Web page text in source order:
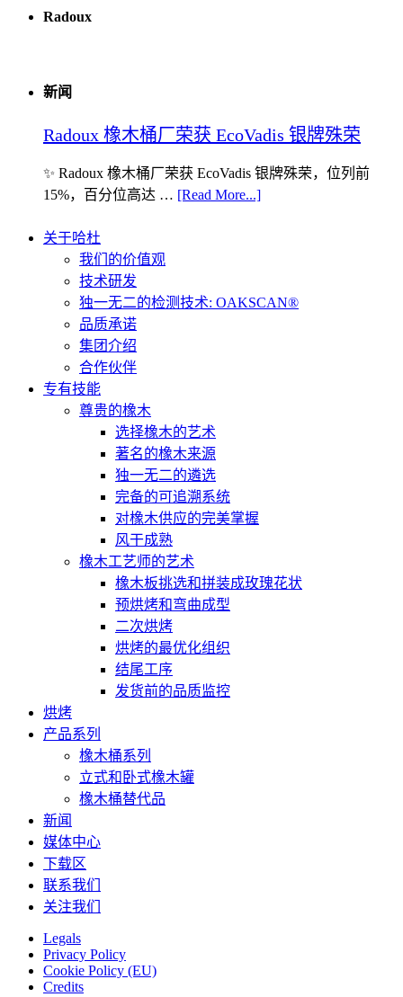
Radoux
新闻
Radoux 橡木桶厂荣获 EcoVadis 银牌殊荣
✨ Radoux 橡木桶厂荣获 EcoVadis 银牌殊荣，位列前
15%，百分位高达 … [Read More...]
关于哈杜
我们的价值观
技术研发
独一无二的检测技术: OAKSCAN®
品质承诺
集团介绍
合作伙伴
专有技能
尊贵的橡木
选择橡木的艺术
著名的橡木来源
独一无二的遴选
完备的可追溯系统
对橡木供应的完美掌握
风干成熟
橡木工艺师的艺术
橡木板挑选和拼装成玫瑰花状
预烘烤和弯曲成型
二次烘烤
烘烤的最优化组织
结尾工序
发货前的品质监控
烘烤
产品系列
橡木桶系列
立式和卧式橡木罐
橡木桶替代品
新闻
媒体中心
下载区
联系我们
关注我们
Legals
Privacy Policy
Cookie Policy (EU)
Credits